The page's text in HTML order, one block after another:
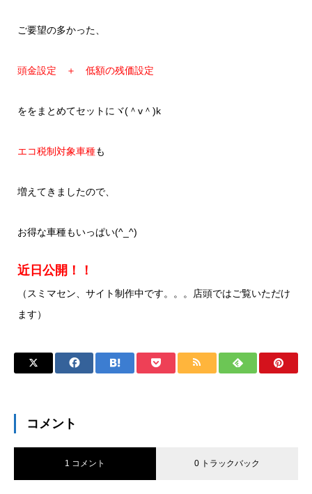
ご要望の多かった、
頭金設定 ＋ 低額の残価設定
ををまとめてセットにヾ(＾v＾)k
エコ税制対象車種も
増えてきましたので、
お得な車種もいっぱい(^_^)
近日公開！！
（スミマセン、サイト制作中です。。。店頭ではご覧いただけ
ます）
コメント
1 コメント 0 トラックバック